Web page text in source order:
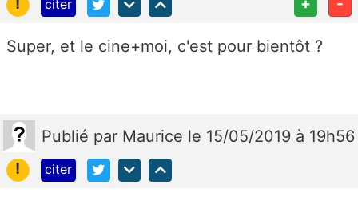
citer
Super, et le cine+moi, c'est pour bientôt ?
Publié par Maurice le 15/05/2019 à 19h56
!
citer